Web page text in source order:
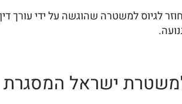
לגיוס למשטרה שהוגשה על ידי
ישראל